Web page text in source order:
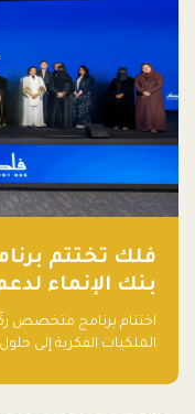
فلك تختتم
بنك الإنماء
اختتام برنامج متخصص
الملكيات الفكرية إلى